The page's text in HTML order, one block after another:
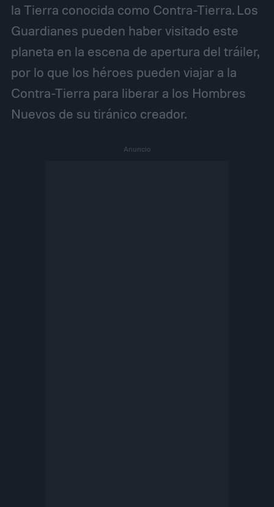
la Tierra conocida como Contra-Tierra. Los
Guardianes pueden haber visitado este
planeta en la escena de apertura del tráiler,
por lo que los héroes pueden viajar a la
Contra-Tierra para liberar a los Hombres
Nuevos de su tiránico creador.